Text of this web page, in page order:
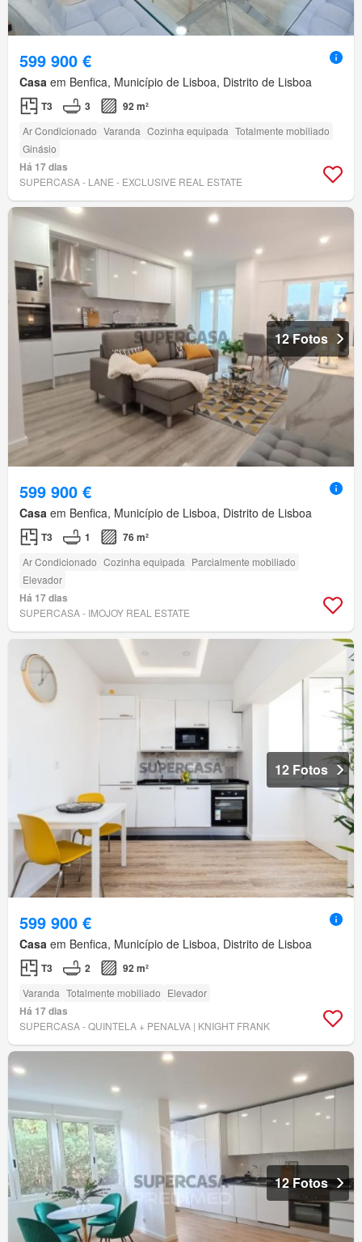
599 900 €
Casa em Benfica, Município de Lisboa, Distrito de Lisboa
T3 3 92 m²
Ar Condicionado Varanda Cozinha equipada Totalmente mobiliado
Ginásio
Há 17 dias
SUPERCASA - LANE - EXCLUSIVE REAL ESTATE
12 Fotos
599 900 €
Casa em Benfica, Município de Lisboa, Distrito de Lisboa
T3 1 76 m²
Ar Condicionado Cozinha equipada Parcialmente mobiliado
Elevador
Há 17 dias
SUPERCASA - IMOJOY REAL ESTATE
12 Fotos
599 900 €
Casa em Benfica, Município de Lisboa, Distrito de Lisboa
T3 2 92 m²
Varanda Totalmente mobiliado Elevador
Há 17 dias
SUPERCASA - QUINTELA + PENALVA | KNIGHT FRANK
12 Fotos